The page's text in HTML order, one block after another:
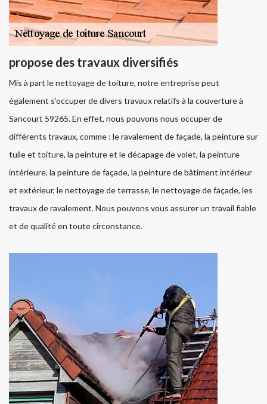
propose des travaux diversifiés
Mis à part le nettoyage de toiture, notre entreprise peut
également s’occuper de divers travaux relatifs à la couverture à
Sancourt 59265. En effet, nous pouvons nous occuper de
différents travaux, comme : le ravalement de façade, la peinture sur
tuile et toiture, la peinture et le décapage de volet, la peinture
intérieure, la peinture de façade, la peinture de bâtiment intérieur
et extérieur, le nettoyage de terrasse, le nettoyage de façade, les
travaux de ravalement. Nous pouvons vous assurer un travail fiable
et de qualité en toute circonstance.